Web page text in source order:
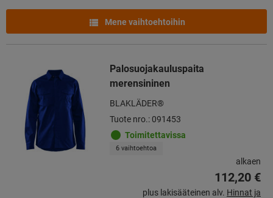
Mene vaihtoehtoihin
Palosuojakauluspaita
merensininen
BLAKLÄDER®
Tuote nro.: 091453
Toimitettavissa
6 vaihtoehtoa
alkaen
112,20 €
plus lakisääteinen alv. Hinnat ja